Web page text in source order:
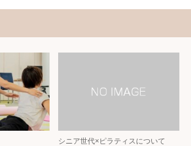
シニア世代×ピラティスについて